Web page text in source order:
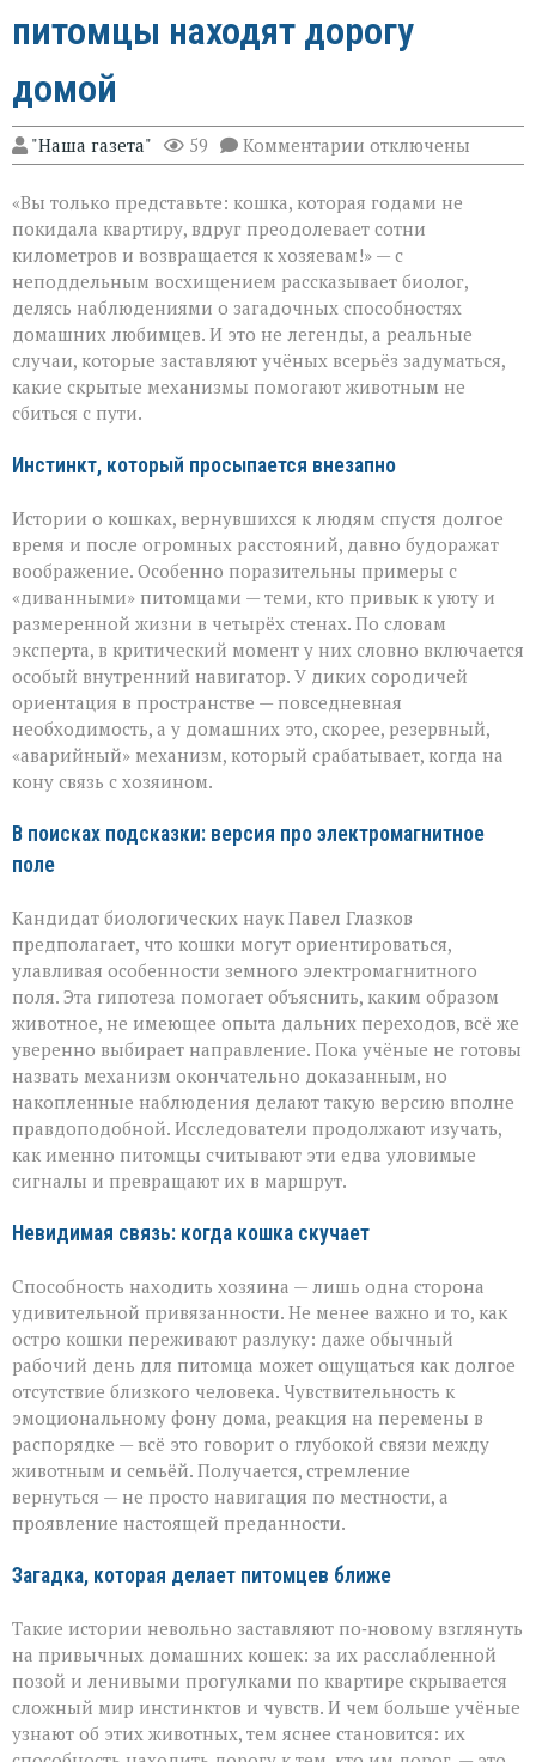
питомцы находят дорогу
домой
"Наша газета" 59 Комментарии к
записи
компас
кошек:
питомцы
находят
дорогу
домой
отключены
«Вы только представьте: кошка, которая годами не
покидала квартиру, вдруг преодолевает сотни
километров и возвращается к хозяевам!» — с
неподдельным восхищением рассказывает биолог,
делясь наблюдениями о загадочных способностях
домашних любимцев. И это не легенды, а реальные
случаи, которые заставляют учёных всерьёз задуматься,
какие скрытые механизмы помогают животным не
сбиться с пути.
Инстинкт, который просыпается внезапно
Истории о кошках, вернувшихся к людям спустя долгое
время и после огромных расстояний, давно будоражат
воображение. Особенно поразительны примеры с
«диванными» питомцами — теми, кто привык к уюту и
размеренной жизни в четырёх стенах. По словам
эксперта, в критический момент у них словно включается
особый внутренний навигатор. У диких сородичей
ориентация в пространстве — повседневная
необходимость, а у домашних это, скорее, резервный,
«аварийный» механизм, который срабатывает, когда на
кону связь с хозяином.
В поисках подсказки: версия про электромагнитное
поле
Кандидат биологических наук Павел Глазков
предполагает, что кошки могут ориентироваться,
улавливая особенности земного электромагнитного
поля. Эта гипотеза помогает объяснить, каким образом
животное, не имеющее опыта дальних переходов, всё же
уверенно выбирает направление. Пока учёные не готовы
назвать механизм окончательно доказанным, но
накопленные наблюдения делают такую версию вполне
правдоподобной. Исследователи продолжают изучать,
как именно питомцы считывают эти едва уловимые
сигналы и превращают их в маршрут.
Невидимая связь: когда кошка скучает
Способность находить хозяина — лишь одна сторона
удивительной привязанности. Не менее важно и то, как
остро кошки переживают разлуку: даже обычный
рабочий день для питомца может ощущаться как долгое
отсутствие близкого человека. Чувствительность к
эмоциональному фону дома, реакция на перемены в
распорядке — всё это говорит о глубокой связи между
животным и семьёй. Получается, стремление
вернуться — не просто навигация по местности, а
проявление настоящей преданности.
Загадка, которая делает питомцев ближе
Такие истории невольно заставляют по‑новому взглянуть
на привычных домашних кошек: за их расслабленной
позой и ленивыми прогулками по квартире скрывается
сложный мир инстинктов и чувств. И чем больше учёные
узнают об этих животных, тем яснее становится: их